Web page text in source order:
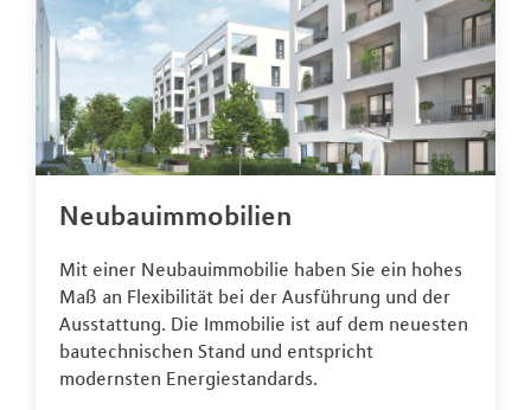
Neubauimmobilien
Mit einer Neubauimmobilie haben Sie ein hohes
Maß an Flexibilität bei der Ausführung und der
Ausstattung. Die Immobilie ist auf dem neuesten
bautechnischen Stand und entspricht
modernsten Energiestandards.